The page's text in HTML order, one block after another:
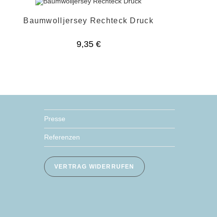
Baumwolljersey Rechteck Druck
9,35 €
Presse
Referenzen
VERTRAG WIDERRUFEN